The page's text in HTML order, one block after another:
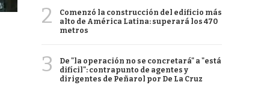
2
Comenzó la construcción del edificio más
alto de América Latina: superará los 470
metros
3
De "la operación no se concretará" a "está
difícil": contrapunto de agentes y
dirigentes de Peñarol por De La Cruz